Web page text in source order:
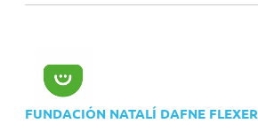
FUNDACIÓN NATALÍ DAFNE FLEXER